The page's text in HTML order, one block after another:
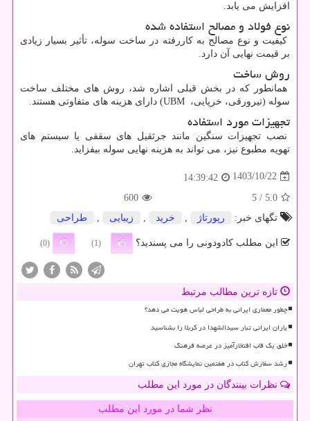
افزایش می ‌یابد.
نوع فولاد و مصالح استفاده‌ شده
کیفیت و نوع مصالح به ‌کاررفته در ساخت سوله، تأثیر بسیار زیادی
بر قیمت نهایی آن دارد.
روش ساخت
همانطور که در بخش قبلی اشاره شد، روش‌ های مختلف ساخت
سوله (تیرورقی، خرپایی، UBM) دارای هزینه‌ های متفاوتی هستند.
تجهیزات مورد استفاده
نصب تجهیزات سنگین مانند جرثقیل‌ های سقفی یا سیستم‌ های
تهویه مطبوع نیز، می ‌تواند به هزینه نهایی سوله بیفزاید.
1403/10/22
14:39:42
5.0
/ 5
600
تگهای خبر:
رپورتاژ خرید زیبایی طراحی
این مطلب کادودونی را می پسندید؟ (1)
(0)
تازه ترین مطالب مرتبط
چطور معماری ایرانی به طراحی لباس هویت می دهد؟
یاران ایرانی تبار سیدالشهدا در کربلا را بشناسید
خلق یک قاب افتخارآمیز در عرصه فرهنگ
رشد سفارش کتاب در هفتمین نمایشگاه مجازی کتاب تهران
نظرات بینندگان در مورد این مطلب
نظر شما در مورد این مطلب